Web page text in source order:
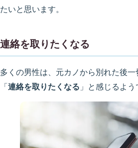
たいと思います。
連絡を取りたくなる
多くの男性は、元カノから別れた後一
「連絡を取りたくなる 」と感じるよう